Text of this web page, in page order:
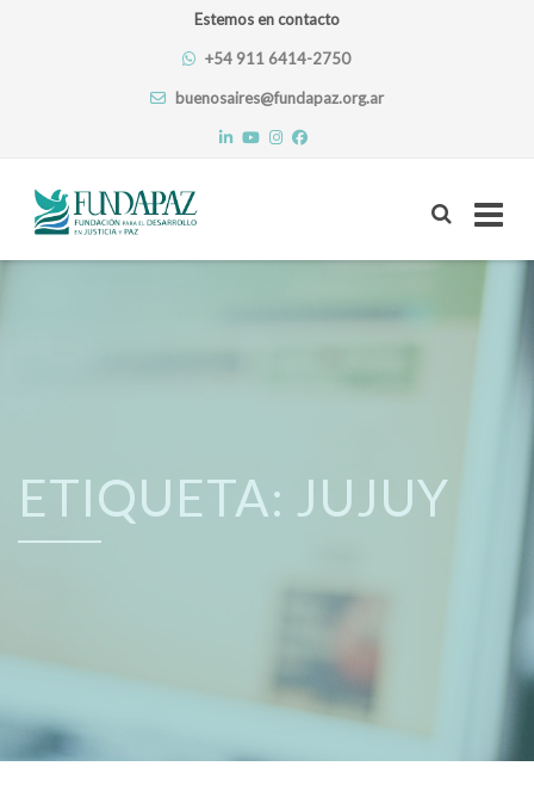
Estemos en contacto
+54 911 6414-2750
buenosaires@fundapaz.org.ar
Skip
ETIQUETA: JUJUY